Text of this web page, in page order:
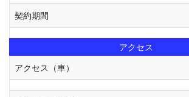
契約期間
アクセス
アクセス（車）